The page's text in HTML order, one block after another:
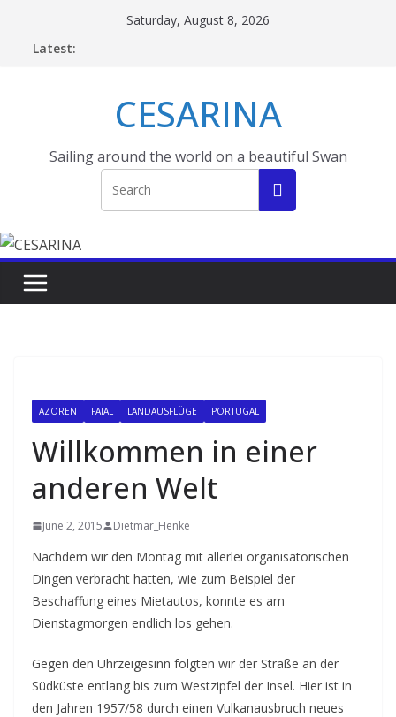
Saturday, August 8, 2026
Latest:
CESARINA
Sailing around the world on a beautiful Swan
AZOREN FAIAL LANDAUSFLÜGE PORTUGAL
Willkommen in einer
anderen Welt
June 2, 2015 Dietmar_Henke
Nachdem wir den Montag mit allerlei organisatorischen
Dingen verbracht hatten, wie zum Beispiel der
Beschaffung eines Mietautos, konnte es am
Dienstagmorgen endlich los gehen.
Gegen den Uhrzeigesinn folgten wir der Straße an der
Südküste entlang bis zum Westzipfel der Insel. Hier ist in
den Jahren 1957/58 durch einen Vulkanausbruch neues